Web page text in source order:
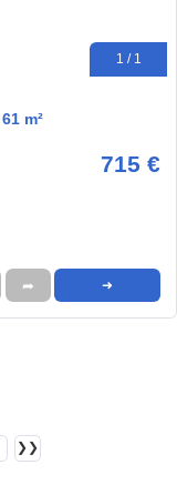
1 / 1
m²
715 €
➦ ➜
❯❯